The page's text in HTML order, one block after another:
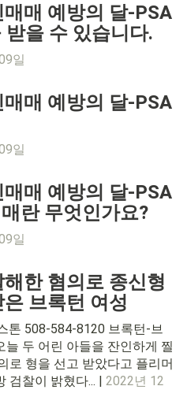
매 예방의 달-PSA
받을 수 있습니다.
일
매 예방의 달-PSA
일
매 예방의 달-PSA
란 무엇인가요?
일
한 혐의로 종신형
브록턴 여성
톤 508-584-8120 브록턴-브
늘 두 어린 아들을 잔인하게 찔
로 형을 선고 받았다고 플리머
검찰이 밝혔다... | 2022년 12